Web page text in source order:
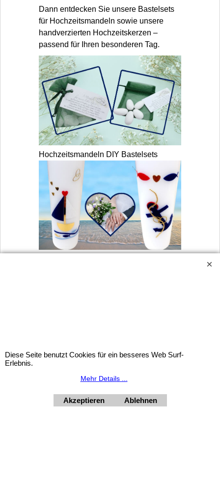
Dann entdecken Sie unsere Bastelsets
für Hochzeitsmandeln sowie unsere
handverzierten Hochzeitskerzen –
passend für Ihren besonderen Tag.
Hochzeitsmandeln DIY Bastelsets
Urlaubsinformation: Unser Geschäft bleibt von 3.8. bis
HORNdeko 1010 Wien, Fischerstiege 4-8
geschlossen.
+4369910554131
Diese Seite benutzt Cookies für ein besseres Web Surf-
Erlebnis.
Mehr Details ...
Akzeptieren Ablehnen